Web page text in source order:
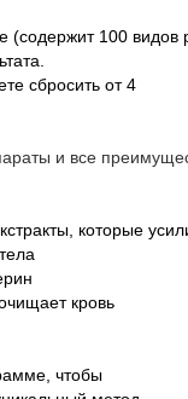
(содержит 100 видов
сбросить от 4
и все
которые
кровь
чтобы